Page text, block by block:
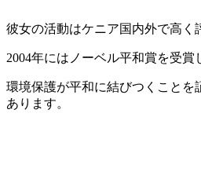
彼女の活動はケニア国内外で高く
2004年にはノーベル平和賞を受賞
環境保護が平和に結びつくことを
あります。